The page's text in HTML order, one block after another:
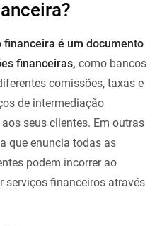
é um documento
financeiras, como bancos
comissões, taxas e
de intermediação
seus clientes. Em outras
que enuncia todas as
podem incorrer ao
serviços financeiros através